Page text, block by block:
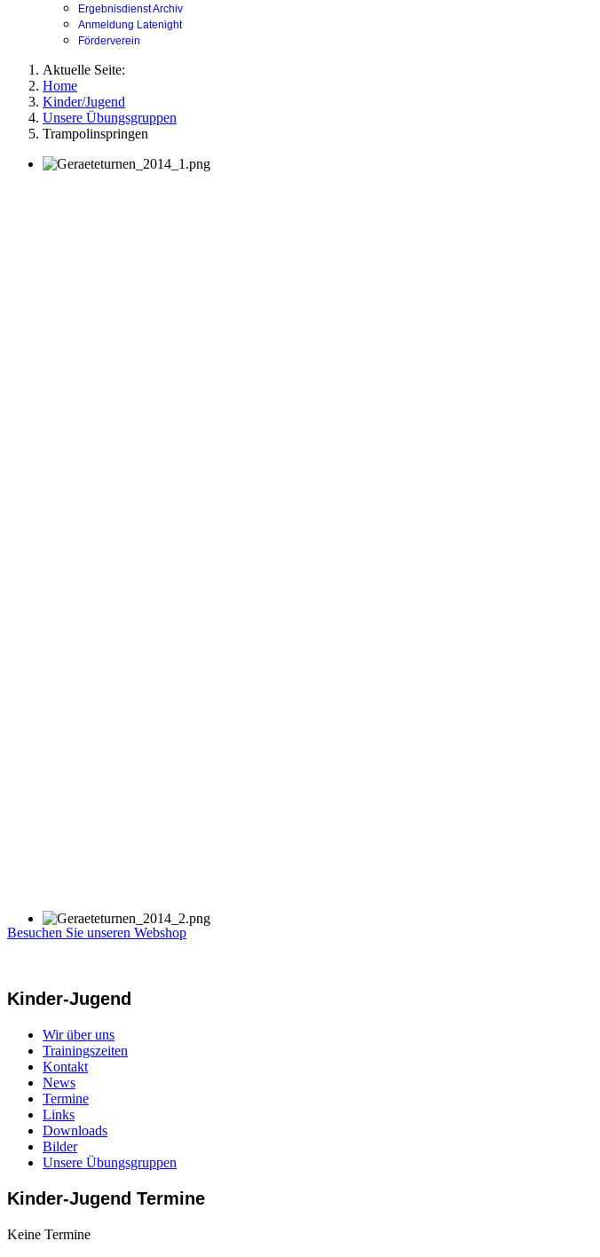
Ergebnisdienst Archiv
Anmeldung Latenight
Förderverein
Aktuelle Seite:
Home
Kinder/Jugend
Unsere Übungsgruppen
Trampolinspringen
Besuchen Sie unseren Webshop
Kinder-Jugend
Wir über uns
Trainingszeiten
Kontakt
News
Termine
Links
Downloads
Bilder
Unsere Übungsgruppen
Kinder-Jugend Termine
Keine Termine